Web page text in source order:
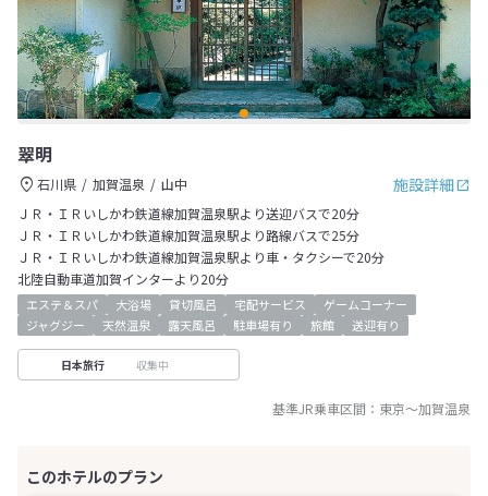
翠明
施設詳細
石川県 加賀温泉
山中
ＪＲ・ＩＲいしかわ鉄道線加賀温泉駅より送迎バスで20分
ＪＲ・ＩＲいしかわ鉄道線加賀温泉駅より路線バスで25分
ＪＲ・ＩＲいしかわ鉄道線加賀温泉駅より車・タクシーで20分
北陸自動車道加賀インターより20分
エステ＆スパ 大浴場 貸切風呂 宅配サービス
ゲームコーナー
ジャグジー
天然温泉 露天風呂 駐車場有り 旅館 送迎有り
日本旅行 収集中
基準JR乗車区間： 東京～加賀温泉